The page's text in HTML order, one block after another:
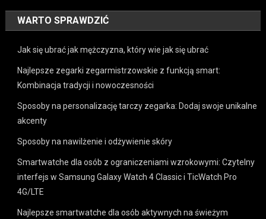
WARTO SPRAWDZIĆ
Jak się ubrać jak mężczyzna, który wie jak się ubrać
Najlepsze zegarki zegarmistrzowskie z funkcją smart:
Kombinacja tradycji i nowoczesności
Sposoby na personalizację tarczy zegarka: Dodaj swoje unikalne
akcenty
Sposoby na nawilżenie i odżywienie skóry
Smartwatche dla osób z ograniczeniami wzrokowymi: Czytelny
interfejs w Samsung Galaxy Watch 4 Classic i TicWatch Pro
4G/LTE
Najlepsze smartwatche dla osób aktywnych na świeżym